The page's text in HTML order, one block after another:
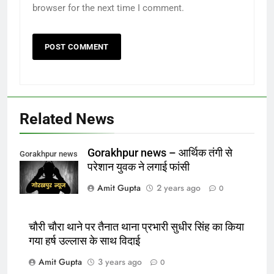
browser for the next time I comment.
Related News
Gorakhpur news
Gorakhpur news – आर्थिक तंगी से
परेशान युवक ने लगाई फांसी
Amit Gupta
2 years ago 0
चौरी चौरा थाने पर तैनात थाना प्रभारी सुधीर सिंह का किया
गया हर्ष उल्लास के साथ विदाई
Amit Gupta
3 years ago 0